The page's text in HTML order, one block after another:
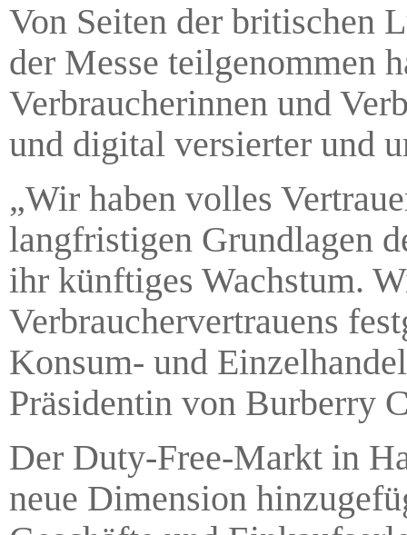
Von Seiten der britischen
der Messe teilgenommen
Verbraucherinnen und
und digital versierter und
„Wir haben volles
langfristigen Grundlagen
ihr künftiges Wachstum.
Verbrauchervertrauens
Konsum- und
Präsidentin von Burberry
Der Duty-Free-Markt in
neue Dimension